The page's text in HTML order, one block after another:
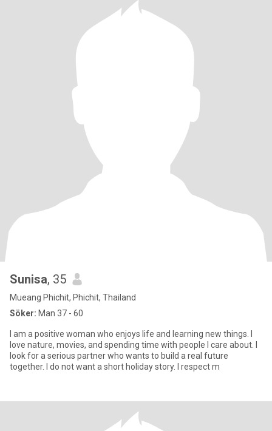
Sunisa, 35
Mueang Phichit, Phichit, Thailand
Söker: Man 37 - 60
I am a positive woman who enjoys life and learning new things. I
love nature, movies, and spending time with people I care about. I
look for a serious partner who wants to build a real future
together. I do not want a short holiday story. I respect m